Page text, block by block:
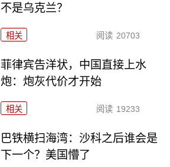
不是乌克兰？
相关 阅读 20703
菲律宾告洋状，中国直接上水
炮：炮灰代价才开始
相关 阅读 19233
巴铁横扫海湾：沙科之后谁会是
下一个？美国懵了